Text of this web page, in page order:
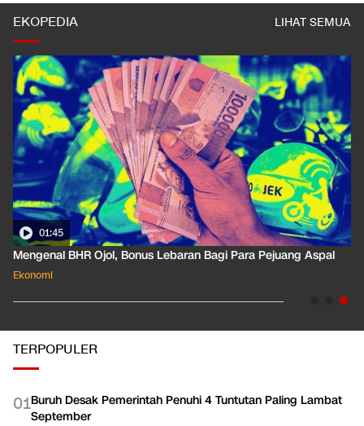
EKOPEDIA LIHAT SEMUA
01:35
Pahami Dampak Kenaikan Suku Bunga Acuan ke Cicilan KPR
Ekonomi
TERPOPULER
01Buruh Desak Pemerintah Penuhi 4 Tuntutan Paling Lambat
September